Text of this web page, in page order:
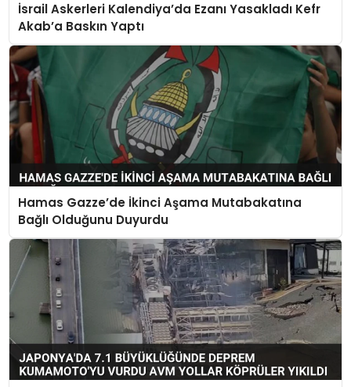
İsrail Askerleri Kalendiya’da Ezanı Yasakladı Kefr
Akab’a Baskın Yaptı
Hamas Gazze’de İkinci Aşama Mutabakatına
Bağlı Olduğunu Duyurdu